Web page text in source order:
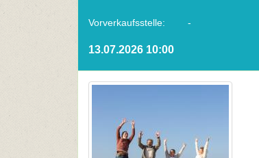
Vorverkaufsstelle:
-
13.07.2026 10:00